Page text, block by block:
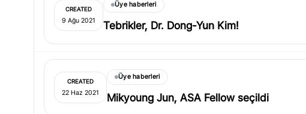
CREATED
9 Ağu 2021
Üye haberleri
Tebrikler, Dr. Dong-Yun Kim!
CREATED
22 Haz 2021
Üye haberleri
Mikyoung Jun, ASA Fellow seçildi